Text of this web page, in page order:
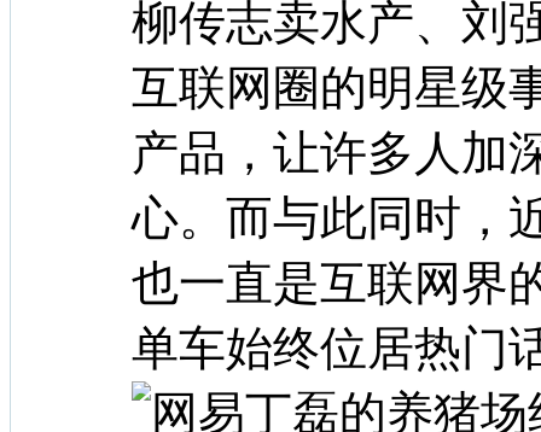
柳传志卖水产、刘
互联网圈的明星级
产品，让许多人加
心。而与此同时，
也一直是互联网界
单车始终位居热门